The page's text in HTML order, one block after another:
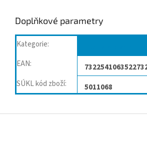
Doplňkové parametry
Kategorie:
EAN:
SÚKL kód zboží: 5011068